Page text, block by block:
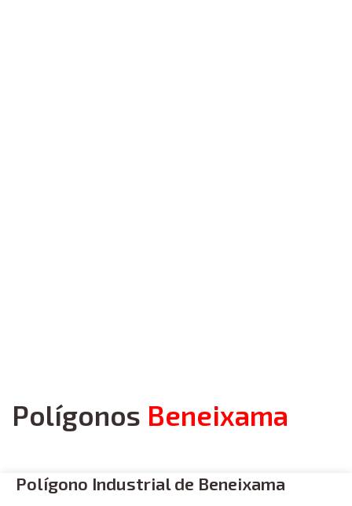
Polígonos Beneixama
Polígono Industrial de Beneixama